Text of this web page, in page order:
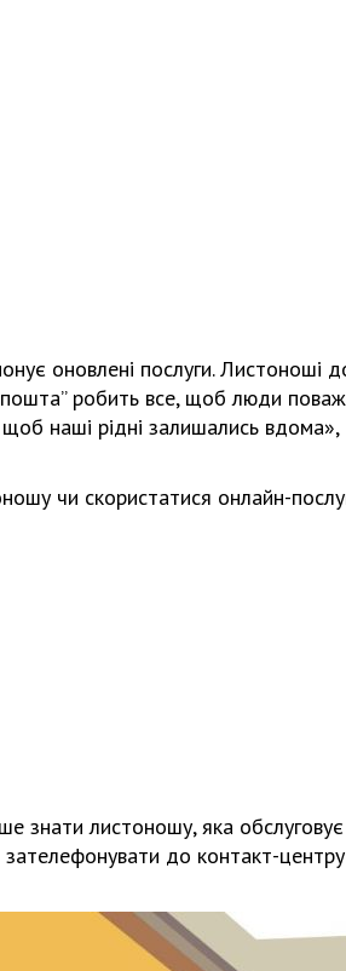
оновлені послуги. Листоноші
робить все, щоб люди
наші рідні залишались вдома»,
чи скористатися онлайн-
знати листоношу, яка
до контакт-